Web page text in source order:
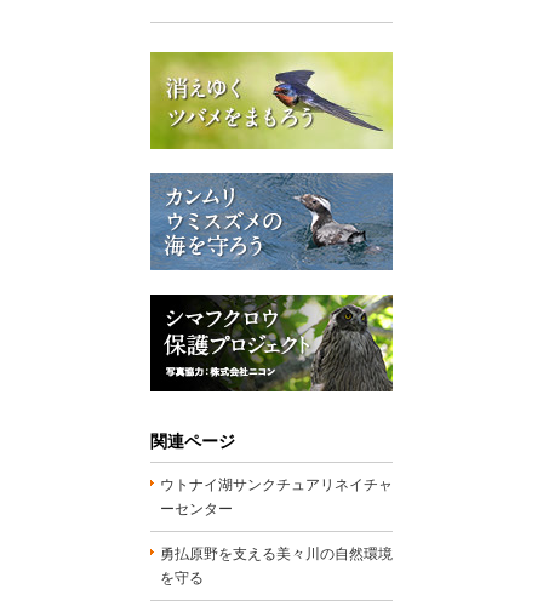
関連ページ
ウトナイ湖サンクチュアリネイチャ
ーセンター
勇払原野を支える美々川の自然環境
を守る